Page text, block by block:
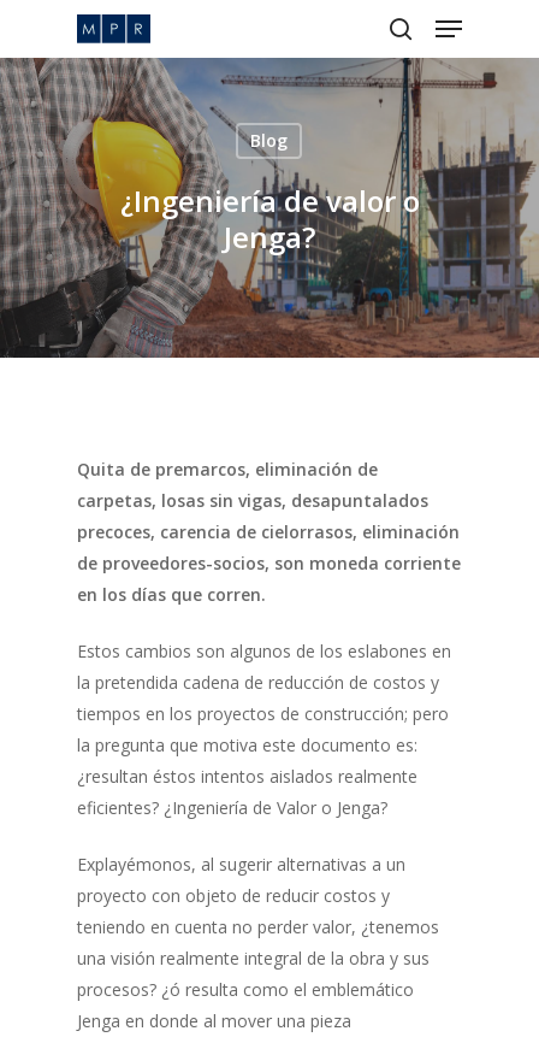
main
content
search
Menu
Blog
¿Ingeniería de valor o
Jenga?
Quita de premarcos, eliminación de
carpetas, losas sin vigas, desapuntalados
precoces, carencia de cielorrasos, eliminación
de proveedores-socios, son moneda corriente
en los días que corren.
Estos cambios son algunos de los eslabones en
la pretendida cadena de reducción de costos y
tiempos en los proyectos de construcción; pero
la pregunta que motiva este documento es:
¿resultan éstos intentos aislados realmente
eficientes? ¿Ingeniería de Valor o Jenga?
Explayémonos, al sugerir alternativas a un
proyecto con objeto de reducir costos y
teniendo en cuenta no perder valor, ¿tenemos
una visión realmente integral de la obra y sus
procesos? ¿ó resulta como el emblemático
Jenga en donde al mover una pieza
Close